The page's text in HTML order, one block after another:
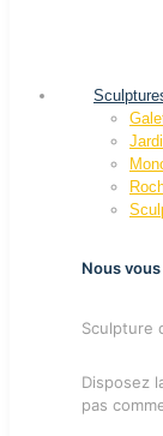
Nous
Sculpture
Disposez
pas